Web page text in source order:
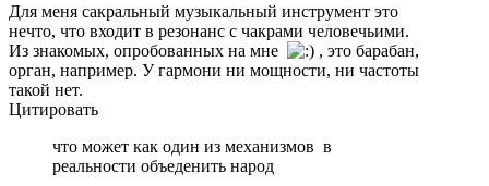
Для меня сакральный музыкальный инструмент это
нечто, что входит в резонанс с чакрами человечьими.
Из знакомых, опробованных на мне
, это барабан,
орган, например. У гармони ни мощности, ни частоты
такой нет.
Цитировать
что может как один из механизмов в
реальности объеденить народ